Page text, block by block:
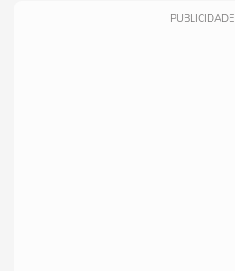
PUBLICIDADE